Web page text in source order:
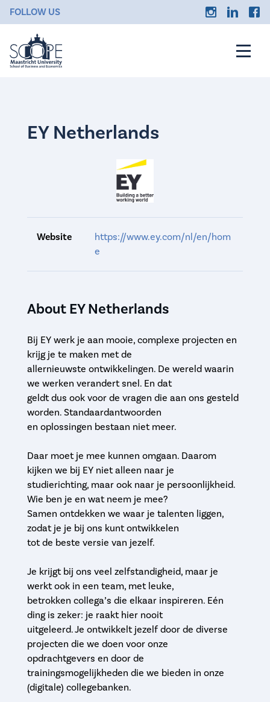
FOLLOW US
EY Netherlands
Website
https://www.ey.com/nl/en/hom
e
About EY Netherlands
Bij EY werk je aan mooie, complexe projecten en
krijg je te maken met de
allernieuwste ontwikkelingen. De wereld waarin
we werken verandert snel. En dat
geldt dus ook voor de vragen die aan ons gesteld
worden. Standaardantwoorden
en ­oplossingen bestaan niet meer.
Daar moet je mee kunnen omgaan. Daarom
kijken we bij EY niet alleen naar je
studierichting, maar ook naar je persoonlijkheid.
Wie ben je en wat neem je mee?
Samen ontdekken we waar je talenten liggen,
zodat je je bij ons kunt ontwikkelen
tot de beste versie van jezelf.
Je krijgt bij ons veel zelfstandigheid, maar je
werkt ook in een team, met leuke,
betrokken collega’s die elkaar inspireren. Eén
ding is zeker: je raakt hier nooit
uitgeleerd. Je ontwikkelt jezelf door de diverse
projecten die we doen voor onze
opdrachtgevers en door de
trainingsmogelijkheden die we bieden in onze
(digitale) collegebanken.